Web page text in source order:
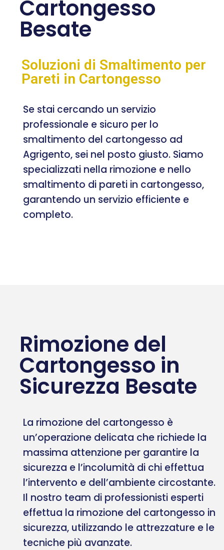
Cartongesso
Besate
Soluzioni di Smaltimento per
Pareti in Cartongesso
Se stai cercando un servizio
professionale e sicuro per lo
smaltimento del cartongesso ad
Agrigento, sei nel posto giusto. Siamo
specializzati nella rimozione e nello
smaltimento di pareti in cartongesso,
garantendo un servizio efficiente e
completo.
Rimozione del
Cartongesso in
Sicurezza Besate
La rimozione del cartongesso è
un’operazione delicata che richiede la
massima attenzione per garantire la
sicurezza e l’incolumità di chi effettua
l’intervento e dell’ambiente circostante.
Il nostro team di professionisti esperti
effettua la rimozione del cartongesso in
sicurezza, utilizzando le attrezzature e le
tecniche più avanzate.